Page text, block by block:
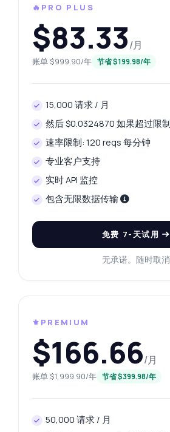
🔥PRO PLUS
$83.33/月
账单 $999.90/年 节省 $199.98/年
15,000 请求 / 月
然后 $0.0324870 如果超过限
速率限制: 120 reqs 每分钟
专业客户支持
实时 API 监控
包含无限数据传输
免费 7-天试用
无承诺。随时取消
⚜️PREMIUM
$166.66/月
账单 $1,999.90/年 节省 $399.98/年
50,000 请求 / 月